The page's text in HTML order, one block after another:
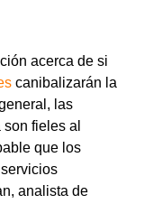
acerca de si
canibalizarán la
las
fieles al
que los
analista de